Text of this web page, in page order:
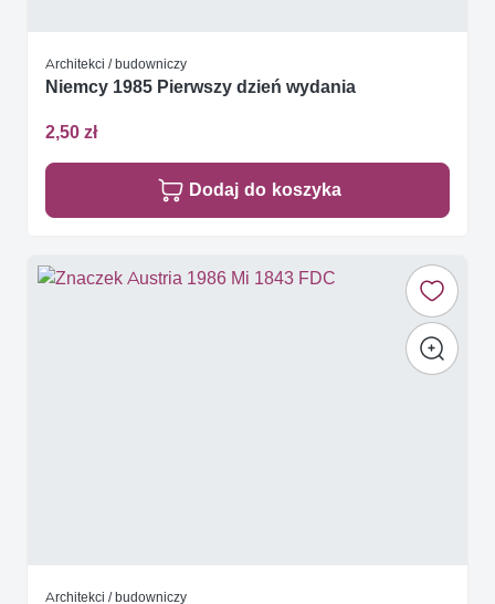
Architekci / budowniczy
Niemcy 1985 Pierwszy dzień wydania
2,50 zł
Dodaj do koszyka
Architekci / budowniczy